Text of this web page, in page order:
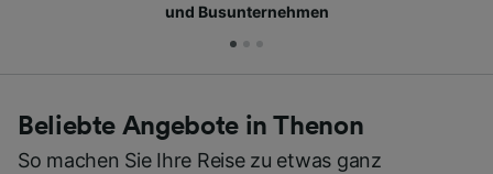
und Busunternehmen
Beliebte Angebote in Thenon
So machen Sie Ihre Reise zu etwas ganz